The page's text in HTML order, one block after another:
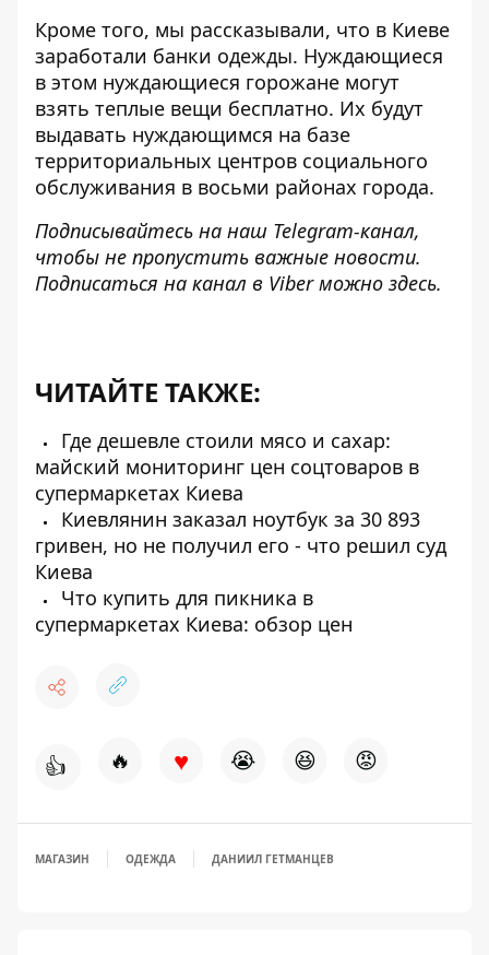
Кроме того, мы рассказывали, что в Киеве
заработали банки одежды. Нуждающиеся
в этом нуждающиеся горожане могут
взять теплые вещи бесплатно. Их будут
выдавать нуждающимся на базе
территориальных центров социального
обслуживания в восьми районах города.
Подписывайтесь на наш Telegram-канал,
чтобы не пропустить важные новости.
Подписаться на канал в Viber можно здесь.
ЧИТАЙТЕ ТАКЖЕ:
Где дешевле стоили мясо и сахар:
майский мониторинг цен соцтоваров в
супермаркетах Киева
Киевлянин заказал ноутбук за 30 893
гривен, но не получил его - что решил суд
Киева
Что купить для пикника в
супермаркетах Киева: обзор цен
👍 🔥 ♥ 😭 😆 😡
МАГАЗИН ОДЕЖДА ДАНИИЛ ГЕТМАНЦЕВ